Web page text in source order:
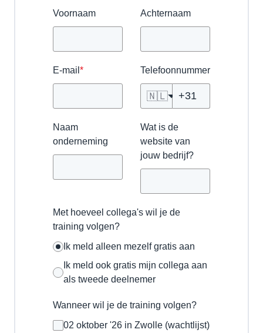
Voornaam Achternaam
E-mail * Telefoonnummer
🇳🇱
Naam
onderneming
Wat is de
website van
jouw bedrijf?
Met hoeveel collega's wil je de
training volgen?
Ik meld alleen mezelf gratis aan
Ik meld ook gratis mijn collega aan
als tweede deelnemer
Wanneer wil je de training volgen?
02 oktober '26 in Zwolle (wachtlijst)